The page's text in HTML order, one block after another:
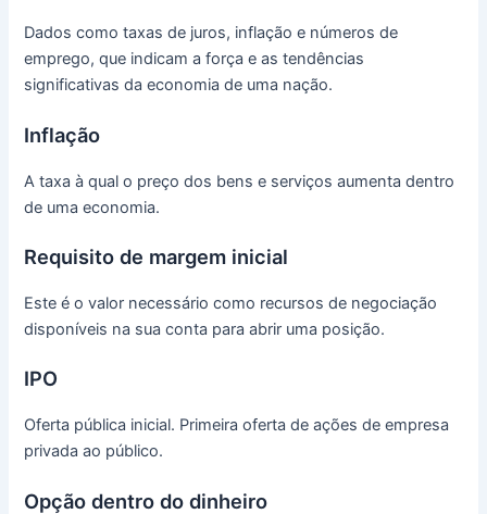
Dados como taxas de juros, inflação e números de
emprego, que indicam a força e as tendências
significativas da economia de uma nação.
Inflação
A taxa à qual o preço dos bens e serviços aumenta dentro
de uma economia.
Requisito de margem inicial
Este é o valor necessário como recursos de negociação
disponíveis na sua conta para abrir uma posição.
IPO
Oferta pública inicial. Primeira oferta de ações de empresa
privada ao público.
Opção dentro do dinheiro